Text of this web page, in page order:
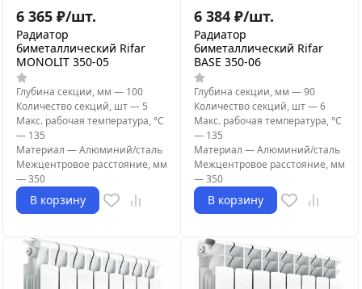
6 365 ₽/шт.
Радиатор
биметаллический Rifar
MONOLIT 350-05
Глубина секции, мм — 100
Количество секций, шт— 5
Макс. рабочая температура, °С
— 135
Материал —Алюминий/сталь
Межцентровое расстояние, мм
—350
В корзину
6 384 ₽/шт.
Радиатор
биметаллический Rifar
BASE 350-06
Глубина секции, мм —90
Количество секций, шт—6
Макс. рабочая температура, °С
— 135
Материал —Алюминий/сталь
Межцентровое расстояние, мм
—350
В корзину